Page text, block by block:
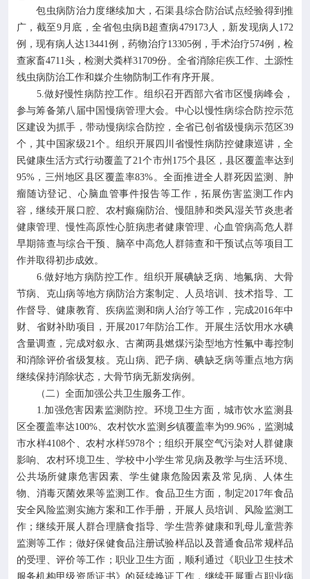
包虫病防治力度继续加大，石渠县综合防治试点经验得到推
广，截至9月底，全省包虫病B超查病479173人，新发现病人172
例，现有病人达13441例，药物治疗13305例，手术治疗574例，检
查家畜4711头，检测犬粪样31709份。全省消除疟疾工作、土源性
线虫病防治工作和媒介生物防制工作有序开展。
5.做好慢性病防控工作。组织召开西部六省市区慢病峰会，
参与筹备第八届中国慢病管理大会。中心以慢性病综合防控示范
区建设为抓手，带动慢病综合防控，全省已创省级慢病示范区39
个，其中国家级21个。组织开展四川省慢性病防控健康巡讲，全
民健康生活方式行动覆盖了21个市州175个县区，县区覆盖率达到
95%，三州地区县区覆盖率83%。全面推进全人群死因监测、肿
瘤随访登记、心脑血管事件报告等工作，拓展伤害监测工作内
容，继续开展口腔、农村癫痫防治、慢阻肺和类风湿关节炎患者
健康管理、慢性高原性心脏病患者健康管理、心血管病高危人群
早期筛查与综合干预、脑卒中高危人群筛查和干预试点等项目工
作并取得初步成效。
6.做好地方病防控工作。组织开展碘缺乏病、地氟病、大骨
节病、克山病等地方病防治方案制定、人员培训、技术指导、工
作督导、健康教育、疾病监测和病人治疗等工作，完成2016年中
财、省财补助项目，开展2017年防治工作。开展生活饮用水水碘
含量调查，完成对叙永、古蔺两县燃煤污染型地方性氟中毒控制
和消除评价省级复核。克山病、跁子病、碘缺乏病等重点地方病
继续保持消除状态，大骨节病无新发病例。
（二）全面加强公共卫生服务工作。
1.加强危害因素监测防控。环境卫生方面，城市饮水监测县
区全覆盖率达100%、农村饮水监测乡镇覆盖率为99.96%，监测城
市水样4108个、农村水样5978个；组织开展空气污染对人群健康
影响、农村环境卫生、学校中小学生常见病及教学与生活环境、
公共场所健康危害因素、学生健康危险因素及常见病、人体生
物、消毒灭菌效果等监测工作。食品卫生方面，制定2017年食品
安全风险监测实施方案和工作手册，开展人员培训、风险监测工
作；继续开展人群合理膳食指导、学生营养健康和乳母儿童营养
监测等工作；做好保健食品注册试验样品以及普通食品常规样品
的受理、评价等工作；职业卫生方面，顺利通过《职业卫生技术
服务机构甲级资质证书》的延续换证工作，继续开展重点职业病